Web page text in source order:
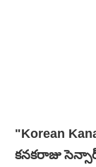
"Korean
కనకరాజు